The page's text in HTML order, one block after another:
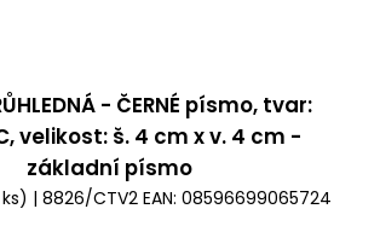
- ČERNÉ písmo, tvar:
velikost: š. 4 cm x v. 4 cm -
základní písmo
| 8826/CTV2 EAN: 08596699065724